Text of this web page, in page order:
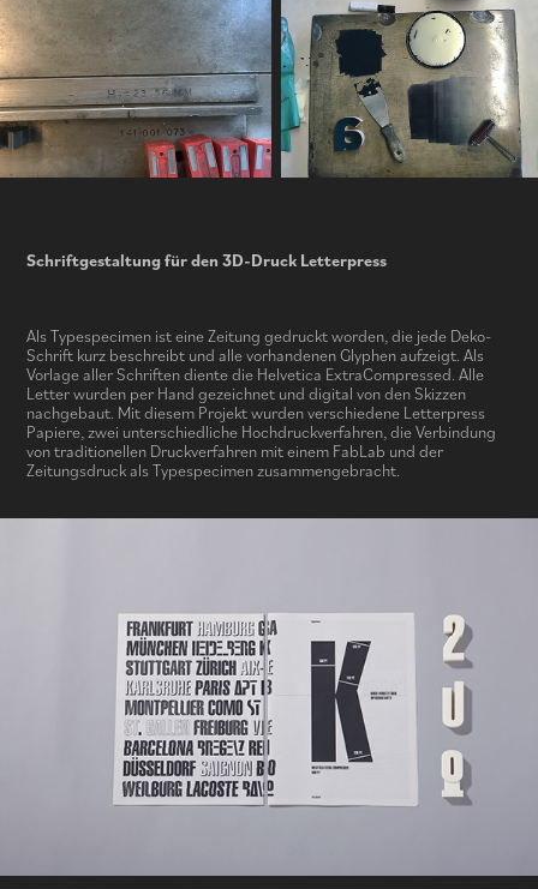
Schriftgestaltung für den 3D-Druck Letterpress
Als Typespecimen ist eine Zeitung gedruckt worden, die jede Deko-
Schrift kurz beschreibt und alle vorhandenen Glyphen aufzeigt. Als
Vorlage aller Schriften diente die Helvetica ExtraCompressed. Alle
Letter wurden per Hand gezeichnet und digital von den Skizzen
nachgebaut. Mit diesem Projekt wurden verschiedene Letterpress
Papiere, zwei unterschiedliche Hochdruckverfahren, die Verbindung
von traditionellen Druckverfahren mit einem FabLab und der
Zeitungsdruck als Typespecimen zusammengebracht.